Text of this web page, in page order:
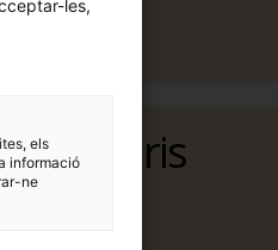
Itineraris
català
les,
els
informació
ne